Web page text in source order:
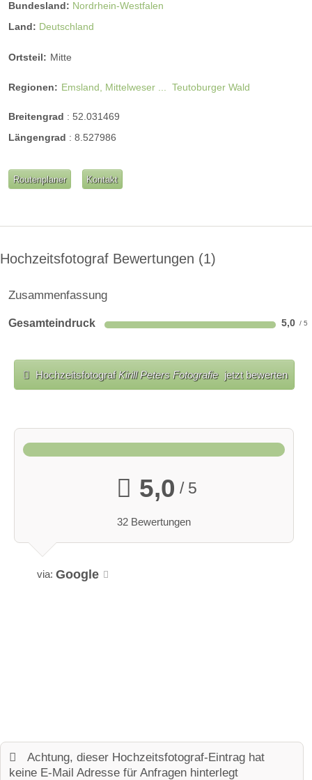
Bundesland: Nordrhein-Westfalen
Land: Deutschland
Ortsteil: Mitte
Regionen: Emsland, Mittelweser ... Teutoburger Wald
Breitengrad : 52.031469
Längengrad : 8.527986
Routenplaner Kontakt
Hochzeitsfotograf Bewertungen 1
Zusammenfassung
Gesamteindruck 5,0
HochzeitsfotografKirill Peters Fotografie jetzt bewerten
5,0 / 5
32 Bewertungen
via: Google
Achtung, dieser Hochzeitsfotograf-Eintrag hat
keine E-Mail Adresse für Anfragen hinterlegt